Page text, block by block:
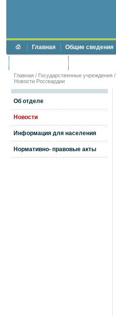
Главная Общие сведения
Главная / Государственные учреждения /
Новости Росгвардии
Об отделе
Новости
Информация для населения
Нормативно- правовые акты